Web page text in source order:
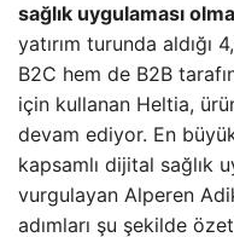
sağlık uygulaması
yatırım turunda aldığı
B2C hem de B2B
için kullanan Heltia,
devam ediyor. En
kapsamlı dijital sağlık
vurgulayan Alperen
adımları şu şekilde